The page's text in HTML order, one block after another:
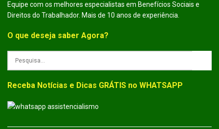
Equipe com os melhores especialistas em Benefícios Sociais e
Direitos do Trabalhador. Mais de 10 anos de experiência.
O que deseja saber Agora?
Receba Notícias e Dicas GRÁTIS no WHATSAPP